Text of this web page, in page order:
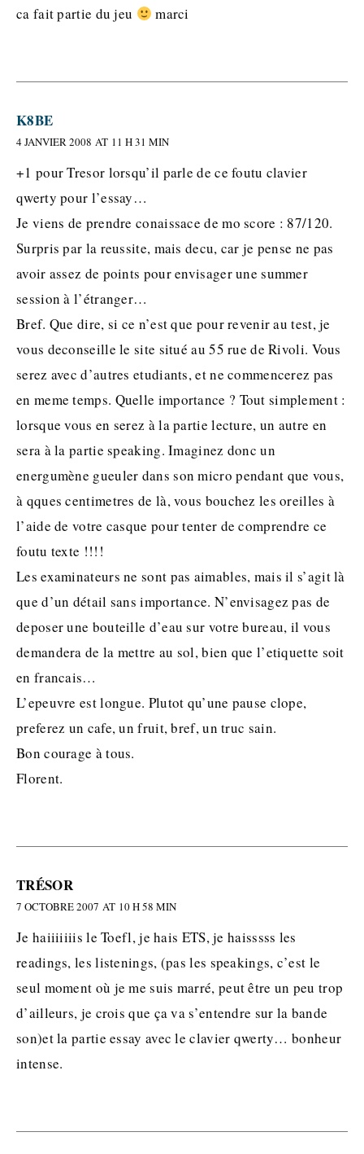
ca fait partie du jeu marci
K8BE
4 JANVIER 2008 AT 11 H 31 MIN
+1 pour Tresor lorsqu’il parle de ce foutu clavier
qwerty pour l’essay…
Je viens de prendre conaissace de mo score : 87/120.
Surpris par la reussite, mais decu, car je pense ne pas
avoir assez de points pour envisager une summer
session à l’étranger…
Bref. Que dire, si ce n’est que pour revenir au test, je
vous deconseille le site situé au 55 rue de Rivoli. Vous
serez avec d’autres etudiants, et ne commencerez pas
en meme temps. Quelle importance ? Tout simplement :
lorsque vous en serez à la partie lecture, un autre en
sera à la partie speaking. Imaginez donc un
energumène gueuler dans son micro pendant que vous,
à qques centimetres de là, vous bouchez les oreilles à
l’aide de votre casque pour tenter de comprendre ce
foutu texte !!!!
Les examinateurs ne sont pas aimables, mais il s’agit là
que d’un détail sans importance. N’envisagez pas de
deposer une bouteille d’eau sur votre bureau, il vous
demandera de la mettre au sol, bien que l’etiquette soit
en francais…
L’epeuvre est longue. Plutot qu’une pause clope,
preferez un cafe, un fruit, bref, un truc sain.
Bon courage à tous.
Florent.
TRÉSOR
7 OCTOBRE 2007 AT 10 H 58 MIN
Je haiiiiiiis le Toefl, je hais ETS, je haisssss les
readings, les listenings, (pas les speakings, c’est le
seul moment où je me suis marré, peut être un peu trop
d’ailleurs, je crois que ça va s’entendre sur la bande
son)et la partie essay avec le clavier qwerty… bonheur
intense.